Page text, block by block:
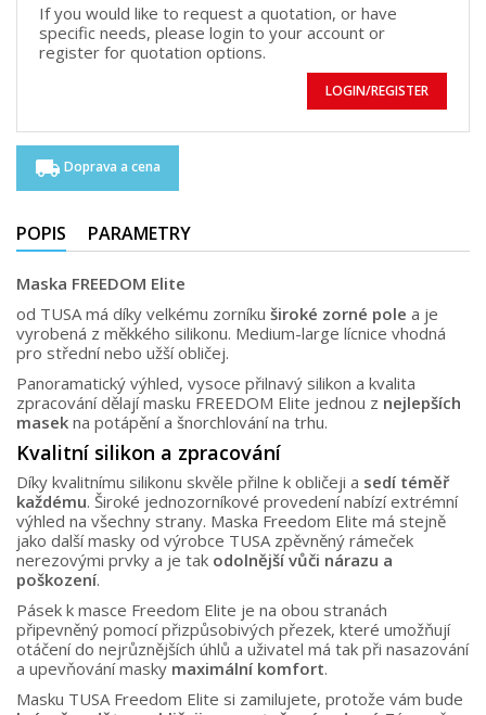
If you would like to request a quotation, or have
specific needs, please login to your account or
register for quotation options.
LOGIN/REGISTER
local_shipping Doprava a cena
POPIS PARAMETRY
Maska FREEDOM Elite
od TUSA má díky velkému zorníku široké zorné pole a je
vyrobená z měkkého silikonu. Medium-large lícnice vhodná
pro střední nebo užší obličej.
Panoramatický výhled, vysoce přilnavý silikon a kvalita
zpracování dělají masku FREEDOM Elite jednou z nejlepších
masek na potápění a šnorchlování na trhu.
Kvalitní silikon a zpracování
Díky kvalitnímu silikonu skvěle přilne k obličeji a sedí téměř
každému. Široké jednozorníkové provedení nabízí extrémní
výhled na všechny strany. Maska Freedom Elite má stejně
jako další masky od výrobce TUSA zpěvněný rámeček
nerezovými prvky a je tak odolnější vůči nárazu a
poškození.
Pásek k masce Freedom Elite je na obou stranách
připevněný pomocí přizpůsobivých přezek, které umožňují
otáčení do nejrůznějších úhlů a uživatel má tak při nasazování
a upevňování masky maximální komfort.
Masku TUSA Freedom Elite si zamilujete, protože vám bude